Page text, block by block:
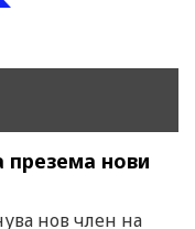
презема нови
нов член на